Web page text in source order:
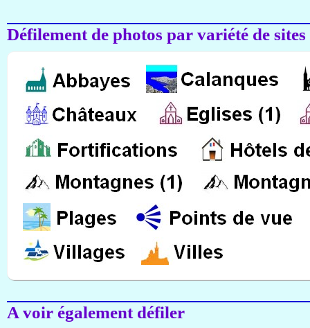
Défilement de photos par variété de
A voir également défiler